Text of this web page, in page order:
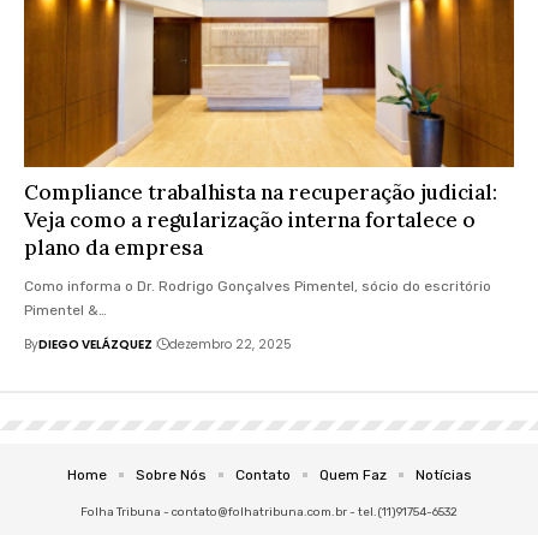
Compliance trabalhista na recuperação judicial:
Veja como a regularização interna fortalece o
plano da empresa
Como informa o Dr. Rodrigo Gonçalves Pimentel, sócio do escritório
Pimentel &…
ByDIEGO VELÁZQUEZ dezembro 22, 2025
Folha Tribuna - contato@folhatribuna.com.br- tel.(11)91754-6532
Home Sobre Nós Contato Quem Faz Notícias